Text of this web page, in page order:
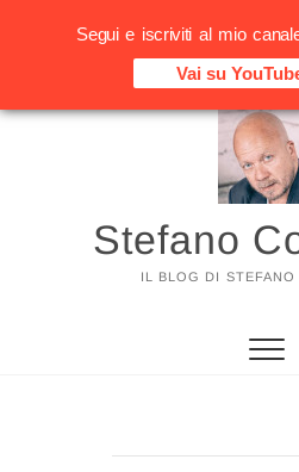
Vai
Stefano
IL BLOG DI STEFANO
Segui e iscriviti al mio
Vai su